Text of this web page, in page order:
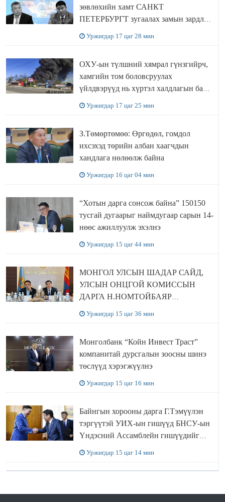
зөвлөхийн хамт САНКТ
ПЕТЕРБУРГТ зугаалах замын зардлаа
Уржигдар 17 цаг 28 мин
ОХУ-ын түлшний хямрал гүнзгийрч,
хамгийн том боловсруулах
үйлдвэрүүд нь хүртэл халдлагын бай
Уржигдар 17 цаг 25 мин
З.Төмөртөмөө: Өргөдөл, гомдол
ихсэхэд төрийн албан хаагчдын
хандлага нөлөөлж байна
Уржигдар 16 цаг 04 мин
“Хотын дарга сонсож байна” 150150
тусгай дугаарыг наймдугаар сарын 14-
нөөс ажиллуулж эхэлнэ
Уржигдар 15 цаг 44 мин
МОНГОЛ УЛСЫН ШАДАР САЙД,
УЛСЫН ОНЦГОЙ КОМИССЫН
ДАРГА Н.НОМТОЙБАЯР
Уржигдар 15 цаг 36 мин
Монголбанк “Койн Инвест Траст”
компанитай дурсгалын зоосны шинэ
төслүүд хэрэгжүүлнэ
Уржигдар 15 цаг 16 мин
Байнгын хорооны дарга Г.Тэмүүлэн
тэргүүтэй УИХ-ын гишүүд БНСУ-ын
Үндэсний Ассамблейн гишүүдийг
Уржигдар 15 цаг 14 мин